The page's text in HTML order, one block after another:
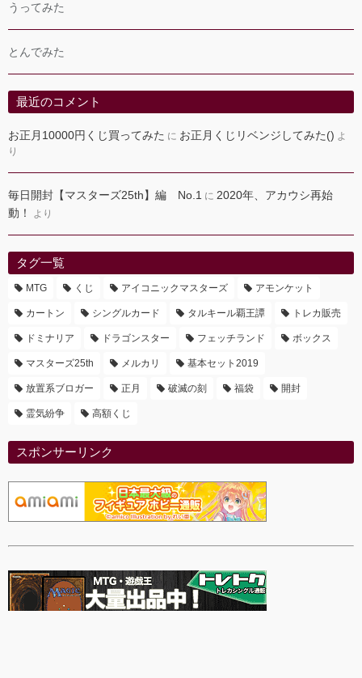
うってみた
とんでみた
最近のコメント
お正月10000円くじ買ってみた に お正月くじリベンジしてみた() よ
り
毎日開封【マスターズ25th】編 No.1 に 2020年、アカウシ再始
動！
より
タグ一覧
MTG くじ アイコニックマスターズ アモンケット
カートン シングルカード タルキール覇王譚 トレカ販売
ドミナリア ドラゴンスター フェッチランド ボックス
マスターズ25th メルカリ 基本セット2019
放置系ブロガー 正月 破滅の刻 福袋 開封
霊気紛争 高額くじ
スポンサーリンク